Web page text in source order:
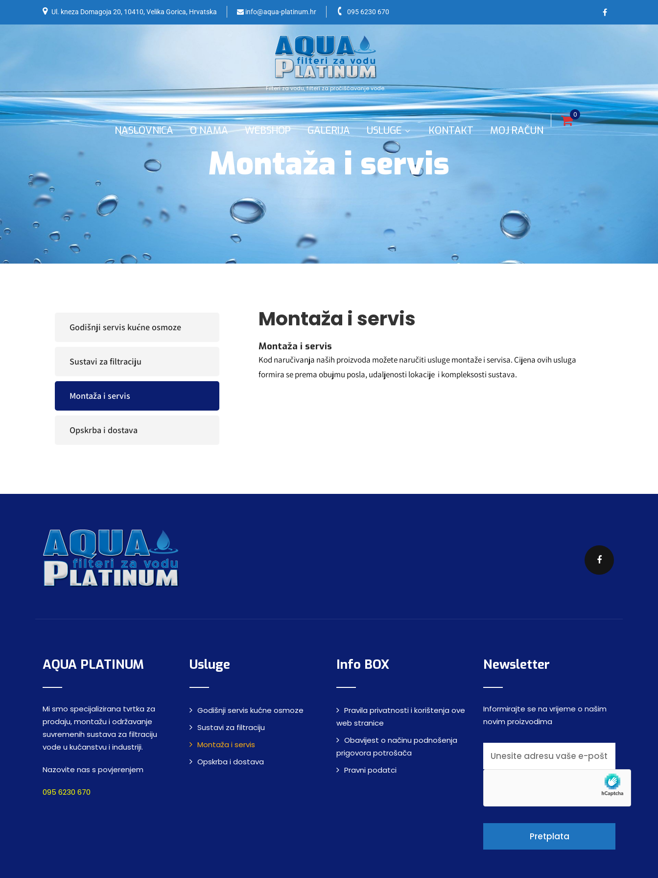
Ul. kneza Domagoja 20, 10410, Velika Gorica, Hrvatska info@aqua-platinum.hr 095 6230 670
Filteri za vodu, filteri za pročišćavanje vode.
NASLOVNICA O NAMA WEBSHOP GALERIJA USLUGE KONTAKT MOJ RAČUN
0
Montaža i servis
Godišnji servis kućne osmoze
Sustavi za filtraciju
Montaža i servis
Opskrba i dostava
Montaža i servis
Montaža i servis
Kod naručivanja naših proizvoda možete naručiti usluge montaže i servisa. Cijena ovih usluga
formira se prema obujmu posla, udaljenosti lokacije i kompleksosti sustava.
AQUA PLATINUM
Mi smo specijalizirana tvrtka za
prodaju, montažu i održavanje
suvremenih sustava za filtraciju
vode u kućanstvu i industriji.
Nazovite nas s povjerenjem
095 6230 670
Usluge
Godišnji servis kućne osmoze
Sustavi za filtraciju
Montaža i servis
Opskrba i dostava
Info BOX
Pravila privatnosti i korištenja ove
web stranice
Obavijest o načinu podnošenja
prigovora potrošača
Pravni podatci
Newsletter
Informirajte se na vrijeme o našim
novim proizvodima